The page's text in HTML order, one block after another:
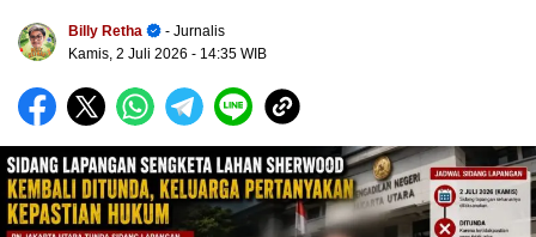
Billy Retha
- Jurnalis
Kamis, 2 Juli 2026 - 14:35 WIB